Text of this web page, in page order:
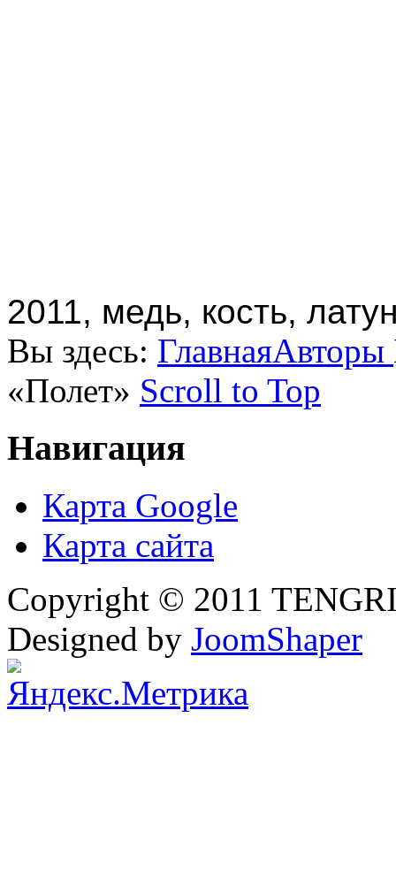
2011, медь, кость,
Вы здесь: ГлавнаяАвторы
«Полет» Scroll to Top
Навигация
Карта Google
Карта сайта
Copyright © 2011
Designed by JoomShaper